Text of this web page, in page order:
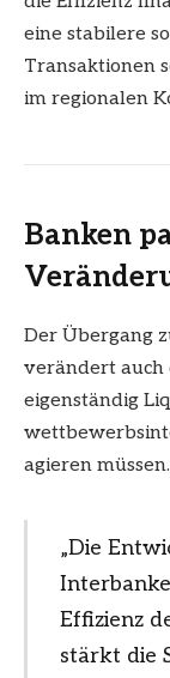
eine stabilere
Transaktionen
im regionalen
Banken
Der Übergang
verändert auch
eigenständig
agieren müssen.
„Die
Effizienz
stärkt die